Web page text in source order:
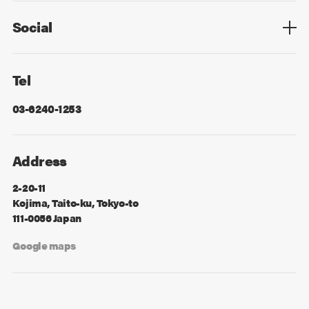
Social
Tel
03-6240-1253
Address
2-20-11
Kojima, Taito-ku, Tokyo-to
111-0056 Japan
Google maps